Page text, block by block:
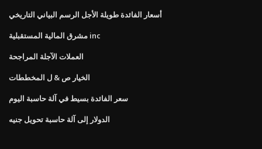
أسعار الفائدة طويلة الأجل الرسم البياني التاريخي
مشرق المالية المستقبلية inc
العملات الآجلة المراجحة
الخيار ص & ل المخططات
سعر الفائدة بسيط في آلة حاسبة اليوم
الدولار إلى آلة حاسبة تحويل جنيه